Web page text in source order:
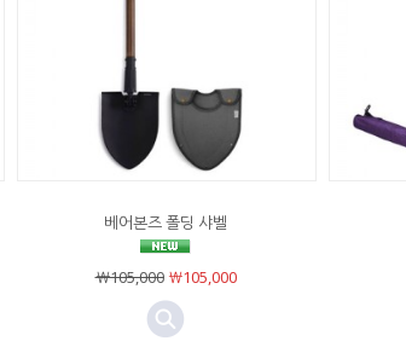
베어본즈 폴딩 샤벨
￦105,000￦105,000